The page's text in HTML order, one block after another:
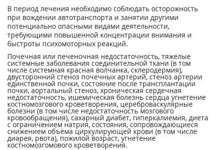
В период лечения необходимо соблюдать осторожность
при вождении автотранспорта и занятии другими
потенциально опасными видами деятельности,
требующими повышенной концентрации внимания и
быстроты психомоторных реакций.
Почечная или печеночная недостаточность, тяжелые
системные заболевания соединительной ткани (в том
числе системная красная волчанка, склеродермия),
двусторонний стеноз почечных артерий, стеноз артерии
единственной почки, состояние после трансплантации
почки, аортальный стеноз, хроническая сердечная
недостаточность, ишемическая болезнь сердца угнетение
костномозгового кроветворения, цереброваскулярные
болезни (в том числе недостаточность мозгового
кровообращения), сахарный диабет, гиперкалиемия, диета
с ограничением натрия, состояния, сопровождающиеся
снижением объёма циркулирующей крови (в том числе
диарея, рвота), пожилой возраст, угнетение
костномозгомового кроветворения.